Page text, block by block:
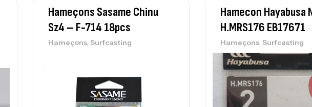
–
Hameçons Sasame Chinu
Sz4 – F-714 18pcs
Hameçons, Surfcasting
Hamecon Hayabusa
H.MRS176 EB17671
Hameçons, Surfcasting